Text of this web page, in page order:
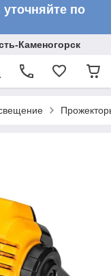
по
Каменогорск